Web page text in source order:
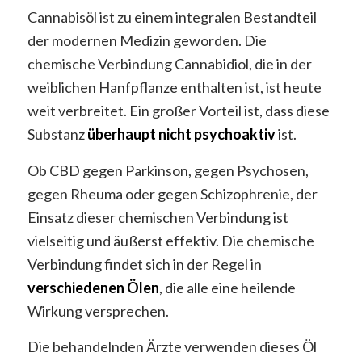
Cannabisöl ist zu einem integralen Bestandteil
der modernen Medizin geworden. Die
chemische Verbindung Cannabidiol, die in der
weiblichen Hanfpflanze enthalten ist, ist heute
weit verbreitet. Ein großer Vorteil ist, dass diese
Substanzüberhaupt nicht psychoaktivist.
Ob CBD gegen Parkinson, gegen Psychosen,
gegen Rheuma oder gegen Schizophrenie, der
Einsatz dieser chemischen Verbindung ist
vielseitig und äußerst effektiv. Die chemische
Verbindung findet sich in der Regel in
verschiedenen Ölen, die alle eine heilende
Wirkung versprechen.
Die behandelnden Ärzte verwenden dieses Öl